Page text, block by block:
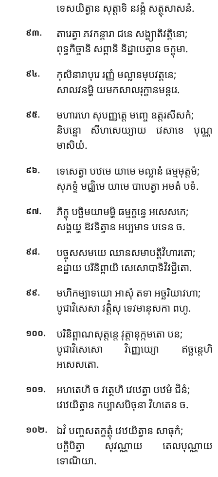
ទេសយិត្វាន សុត្តាទិ នវង្គំ សត្ថុសាសនំ.
៩៣.
តារេត្វា ភវកន្តារា ជនេ សង្ខ្យាតិវត្តិនោ;
ពុទ្ធកិច្ចានិ សព្ពានិ និដ្ឋាបេត្វាន ចក្ខុមា.
៩៤.
កុសិនារាបុរេ រញ្ញំ មល្លានមុបវត្តនេ;
សាលវនម្ហិ យមកសាលរុក្ខានមន្តរេ.
៩៥.
មហារហេ សុបញ្ញត្តេ មញ្ចេ ឧត្តរសីសកំ;
និបន្នោ សីហសេយ្យាយ វេសាខេ បុណ្ណ
មាសិយំ.
៩៦.
ទេសេត្វា បឋមេ យាមេ មល្លានំ ធម្មមុត្តមំ;
សុភទ្ទំ មជ្ឈិមេ យាមេ បាបេត្វា អមតំ បទំ.
៩៧.
ភិក្ខុ បច្ឆិមយាមម្ហិ ធម្មក្ខន្ធេ អសេសកេ;
សង្គយ្ហ ឱវទិត្វាន អប្បមាទ បទេន ច.
៩៨.
បច្ចុសសមយេ ឈានសមាបត្តិវិហារតោ;
ឧដ្ឋាយ បរិនិព្ពាយិ សេសោបាទិវិវជ្ជិតោ.
៩៩.
មហីកម្បាទយោ អាសុំ តទា អច្ឆរិយាវហា;
បូជាវិសេសា វត្តិំសុ ទេវមានុសកា ពហូ.
១០០.
បរិនិព្ពាណសុត្តន្តេ វុត្តានុក្កមតោ បន;
បូជាវិសេសោ វិញ្ញេយ្យោ ឥច្ឆន្តេហិ
អសេសតោ.
១០១.
អហតេហិ ច វត្ថេហិ វេឋេត្វា បឋមំ ជិនំ;
វេឋយិត្វាន កប្បាសបិចុនា វិហតេន ច.
១០២.
ឯវំ បញ្ចសតក្ខត្តុំ វេឋយិត្វាន សាធុកំ;
បក្ខិបិត្វា សុវណ្ណាយ តេលបុណ្ណាយ
ទោណិយា.